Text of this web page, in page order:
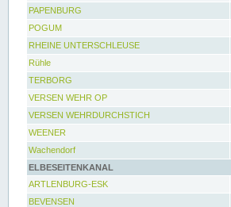
PAPENBURG
POGUM
RHEINE UNTERSCHLEUSE
Rühle
TERBORG
VERSEN WEHR OP
VERSEN WEHRDURCHSTICH
WEENER
Wachendorf
ELBESEITENKANAL
ARTLENBURG-ESK
BEVENSEN